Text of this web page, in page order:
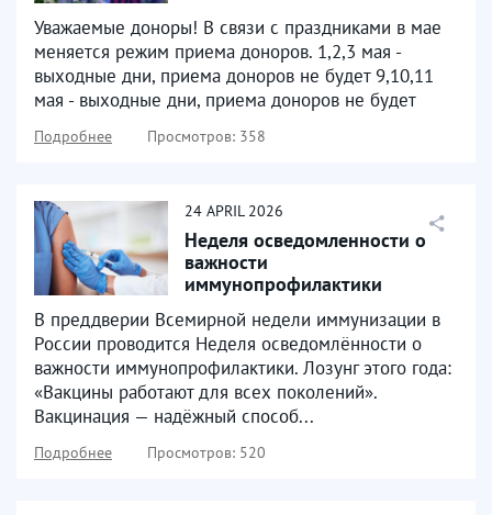
Уважаемые доноры! В связи с праздниками в мае
меняется режим приема доноров. 1,2,3 мая -
выходные дни, приема доноров не будет 9,10,11
мая - выходные дни, приема доноров не будет
Подробнее Просмотров: 358
24 APRIL 2026
Неделя осведомленности о
важности
иммунопрофилактики
В преддверии Всемирной недели иммунизации в
России проводится Неделя осведомлённости о
важности иммунопрофилактики. Лозунг этого года:
«Вакцины работают для всех поколений».
Вакцинация — надёжный способ...
Подробнее Просмотров: 520